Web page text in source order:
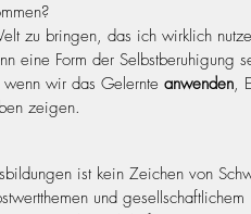
zu bringen, das ich wirklich
eine Form der Selbstberuhigung
wenn wir das Gelernte anwenden,
zeigen.
ist kein Zeichen von
und